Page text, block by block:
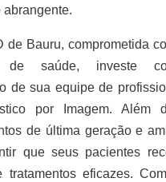
abrangente.
de Bauru, comprometida
de saúde, investe
de sua equipe de
por Imagem. Além
de última geração e
que seus pacientes
tratamentos eficazes.